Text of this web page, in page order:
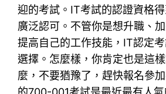
迎的考試。IT考試的認證資格
廣泛認可。不管你是想升職、
提高自己的工作技能，IT認定
選擇。怎麼樣，你肯定也是這
麼，不要猶豫了，趕快報名參